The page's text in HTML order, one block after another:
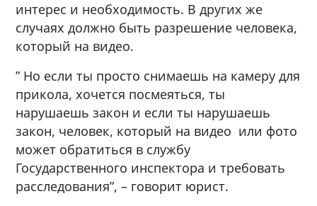
интерес и необходимость. В других же
случаях должно быть разрешение человека,
который на видео.
” Но если ты просто снимаешь на камеру для
прикола, хочется посмеяться, ты
нарушаешь закон и если ты нарушаешь
закон, человек, который на видео или фото
может обратиться в службу
Государственного инспектора и требовать
расследования”, – говорит юрист.